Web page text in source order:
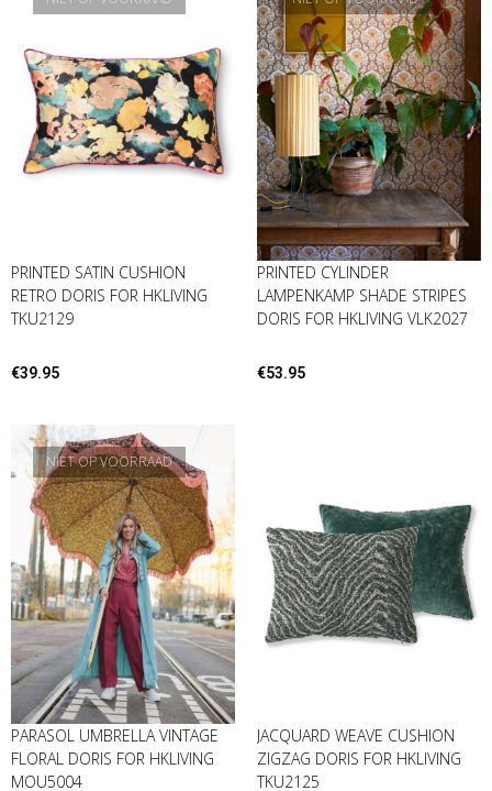
PRINTED SATIN CUSHION
RETRO DORIS FOR HKLIVING
TKU2129
€39.95
PRINTED CYLINDER
LAMPENKAMP SHADE STRIPES
DORIS FOR HKLIVING VLK2027
€53.95
NIET OP VOORRAAD
PARASOL UMBRELLA VINTAGE
FLORAL DORIS FOR HKLIVING
MOU5004
JACQUARD WEAVE CUSHION
ZIGZAG DORIS FOR HKLIVING
TKU2125